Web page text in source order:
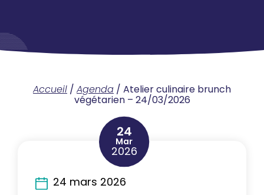
Accueil / Agenda / Atelier culinaire brunch
végétarien – 24/03/2026
24
Mar
2026
24 mars 2026